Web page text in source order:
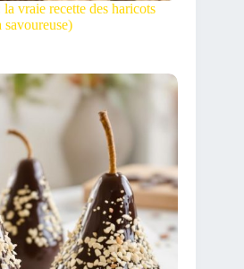
vraie recette des haricots
savoureuse)